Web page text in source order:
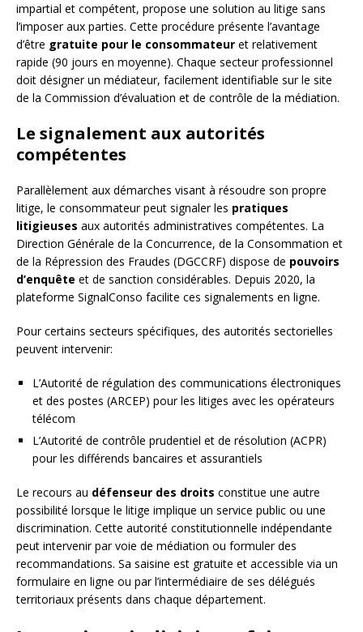
impartial et compétent, propose une solution au litige sans
l’imposer aux parties. Cette procédure présente l’avantage
d’être gratuite pour le consommateur et relativement
rapide (90 jours en moyenne). Chaque secteur professionnel
doit désigner un médiateur, facilement identifiable sur le site
de la Commission d’évaluation et de contrôle de la médiation.
Le signalement aux autorités
compétentes
Parallèlement aux démarches visant à résoudre son propre
litige, le consommateur peut signaler les pratiques
litigieuses aux autorités administratives compétentes. La
Direction Générale de la Concurrence, de la Consommation et
de la Répression des Fraudes (DGCCRF) dispose de pouvoirs
d’enquête et de sanction considérables. Depuis 2020, la
plateforme SignalConso facilite ces signalements en ligne.
Pour certains secteurs spécifiques, des autorités sectorielles
peuvent intervenir:
L’Autorité de régulation des communications électroniques
et des postes (ARCEP) pour les litiges avec les opérateurs
télécom
L’Autorité de contrôle prudentiel et de résolution (ACPR)
pour les différends bancaires et assurantiels
Le recours au défenseur des droits constitue une autre
possibilité lorsque le litige implique un service public ou une
discrimination. Cette autorité constitutionnelle indépendante
peut intervenir par voie de médiation ou formuler des
recommandations. Sa saisine est gratuite et accessible via un
formulaire en ligne ou par l’intermédiaire de ses délégués
territoriaux présents dans chaque département.